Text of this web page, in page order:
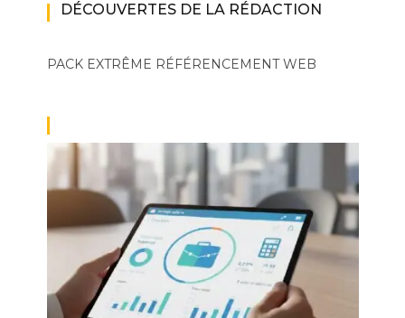
DÉCOUVERTES DE LA RÉDACTION
PACK EXTRÊME RÉFÉRENCEMENT WEB